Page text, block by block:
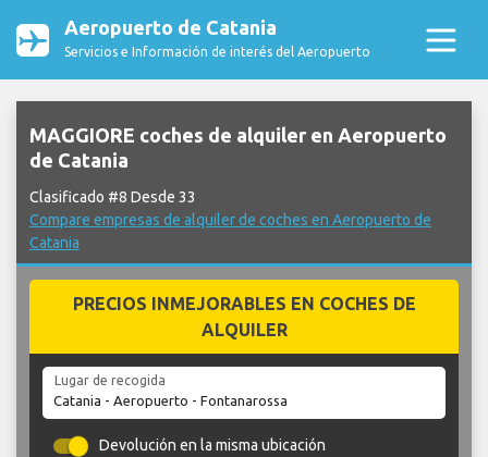
Aeropuerto de Catania
Servicios e Información de interés del Aeropuerto
MAGGIORE coches de alquiler en Aeropuerto
de Catania
Clasificado #8 Desde 33
Compare empresas de alquiler de coches en Aeropuerto de
Catania
PRECIOS INMEJORABLES EN COCHES DE
ALQUILER
Lugar de recogida
Devolución en la misma ubicación